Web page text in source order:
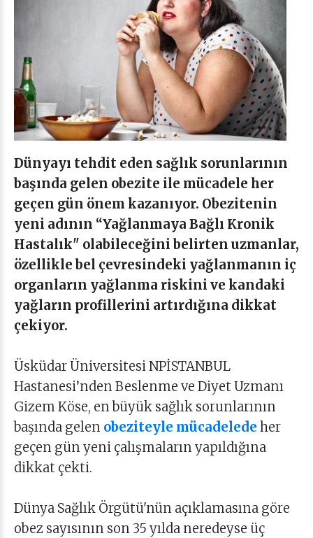
Dünyayı tehdit eden sağlık sorunlarının
başında gelen obezite ile mücadele her
geçen gün önem kazanıyor. Obezitenin
yeni adının “Yağlanmaya Bağlı Kronik
Hastalık" olabileceğini belirten uzmanlar,
özellikle bel çevresindeki yağlanmanın iç
organların yağlanma riskini ve kandaki
yağların profillerini artırdığına dikkat
çekiyor.
Üsküdar Üniversitesi NPİSTANBUL
Hastanesi’nden Beslenme ve Diyet Uzmanı
Gizem Köse, en büyük sağlık sorunlarının
başında gelen obeziteyle mücadelede her
geçen gün yeni çalışmaların yapıldığına
dikkat çekti.
Dünya Sağlık Örgütü'nün açıklamasına göre
obez sayısının son 35 yılda neredeyse üç